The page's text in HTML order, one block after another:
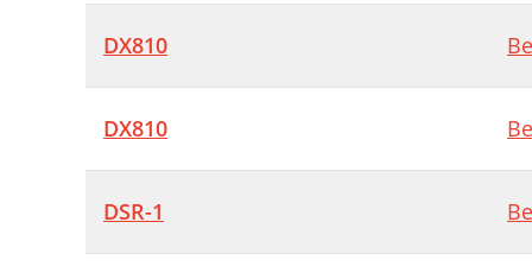
DX810
DX810
DSR-1